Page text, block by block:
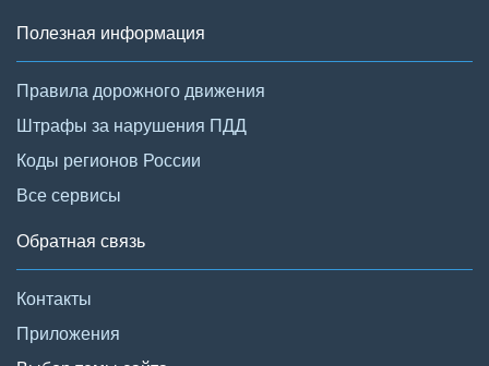
Полезная информация
Правила дорожного движения
Штрафы за нарушения ПДД
Коды регионов России
Все сервисы
Обратная связь
Контакты
Приложения